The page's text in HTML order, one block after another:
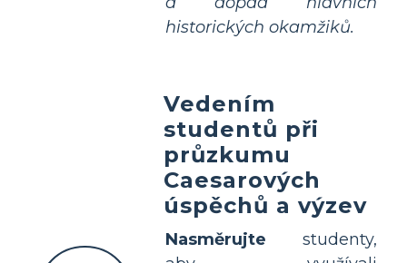
historických okamžiků.
Vedením
studentů při
průzkumu
Caesarových
úspěchů a výzev
Nasměrujte studenty,